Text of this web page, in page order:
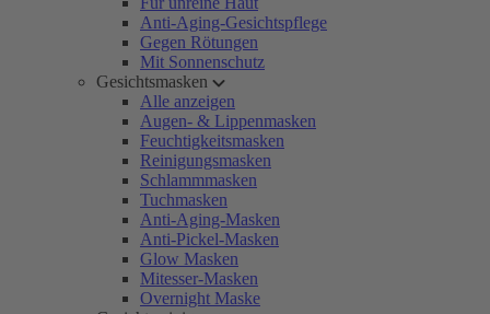
Anti-Aging-Gesichtspflege
Gegen Rötungen
Mit Sonnenschutz
Gesichtsmasken
Alle anzeigen
Augen- & Lippenmasken
Feuchtigkeitsmasken
Reinigungsmasken
Schlammmasken
Tuchmasken
Anti-Aging-Masken
Anti-Pickel-Masken
Glow Masken
Mitesser-Masken
Overnight Maske